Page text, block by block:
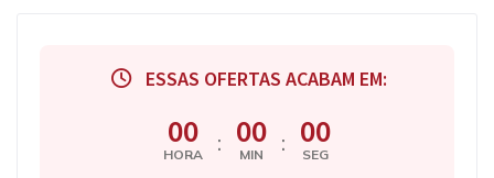
ESSAS OFERTAS ACABAM EM:
00
HORA : 00
MIN : 00
SEG